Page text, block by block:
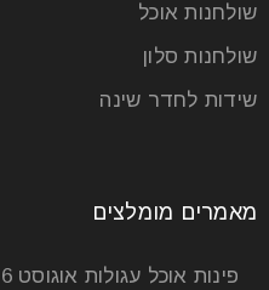
שולחנות אוכל
שולחנות סלון
שידות לחדר שינה
מאמרים מומלצים
פינות אוכל עגולות אוגוסט 6, 2026